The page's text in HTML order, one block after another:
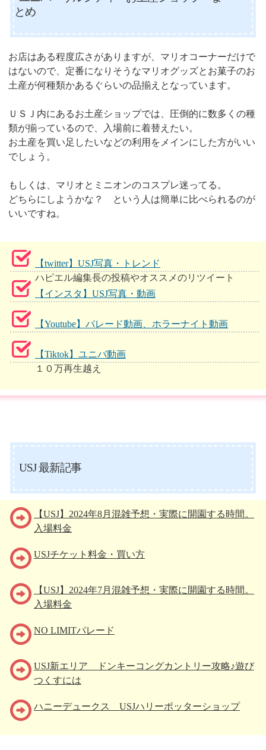
とめ
お店はある程度広さがありますが、マリオコーナーだけで
はないので、定番になりそうなマリオグッズとお菓子のお
土産が何種類かあるぐらいの品揃えとなっています。
ＵＳＪ内にあるお土産ショップでは、圧倒的に数多くの種
類が揃っているので、入場前に着替えたい。
お土産を買い足したいなどの利用をメインにした方がいい
でしょう。
もしくは、マリオとミニオンのコスプレ迷ってる。
どちらにしようかな？ という人は簡単に比べられるのが
いいですね。
【twitter】USJ写真・トレンド
ハピエル編集長の投稿やオススメのリツイート
【インスタ】USJ写真・動画
【Youtube】パレード動画、ホラーナイト動画
【Tiktok】ユニバ動画
１０万再生越え
USJ 最新記事
【USJ】2024年8月混雑予想・実際に開園する時間。
入場料金
USJチケット料金・買い方
【USJ】2024年7月混雑予想・実際に開園する時間。
入場料金
NO LIMITパレード
USJ新エリア ドンキーコングカントリー攻略♪遊び
つくすには
ハニーデュークス USJハリーポッターショップ